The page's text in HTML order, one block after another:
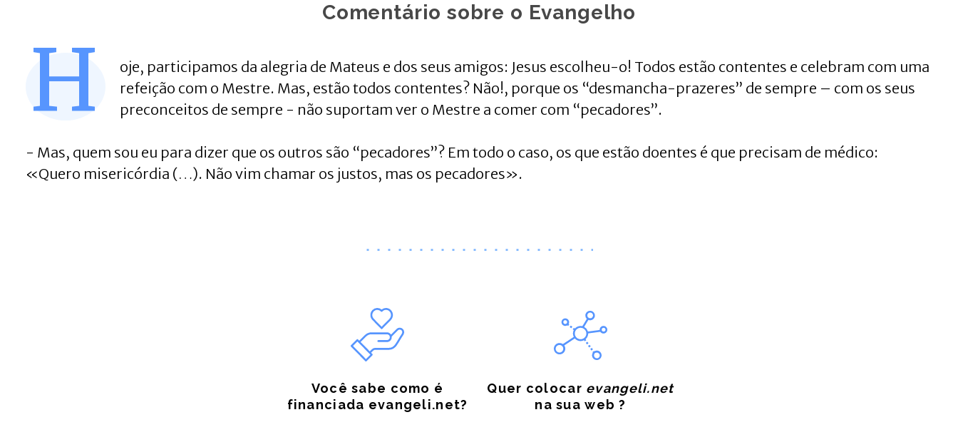
Comentário sobre o Evangelho
H
oje, participamos da alegria de Mateus e dos seus amigos: Jesus escolheu-o! Todos estão contentes e celebram com uma
refeição com o Mestre. Mas, estão todos contentes? Não!, porque os “desmancha-prazeres” de sempre – com os seus
preconceitos de sempre - não suportam ver o Mestre a comer com “pecadores”.
- Mas, quem sou eu para dizer que os outros são “pecadores”? Em todo o caso, os que estão doentes é que precisam de médico:
«Quero misericórdia (…). Não vim chamar os justos, mas os pecadores».
Você sabe como é
financiada evangeli.net?
Quer colocar evangeli.net
na sua web ?